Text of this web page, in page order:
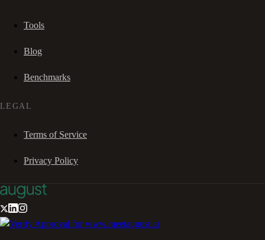
Tools
Blog
Benchmarks
LEGAL
Terms of Service
Privacy Policy